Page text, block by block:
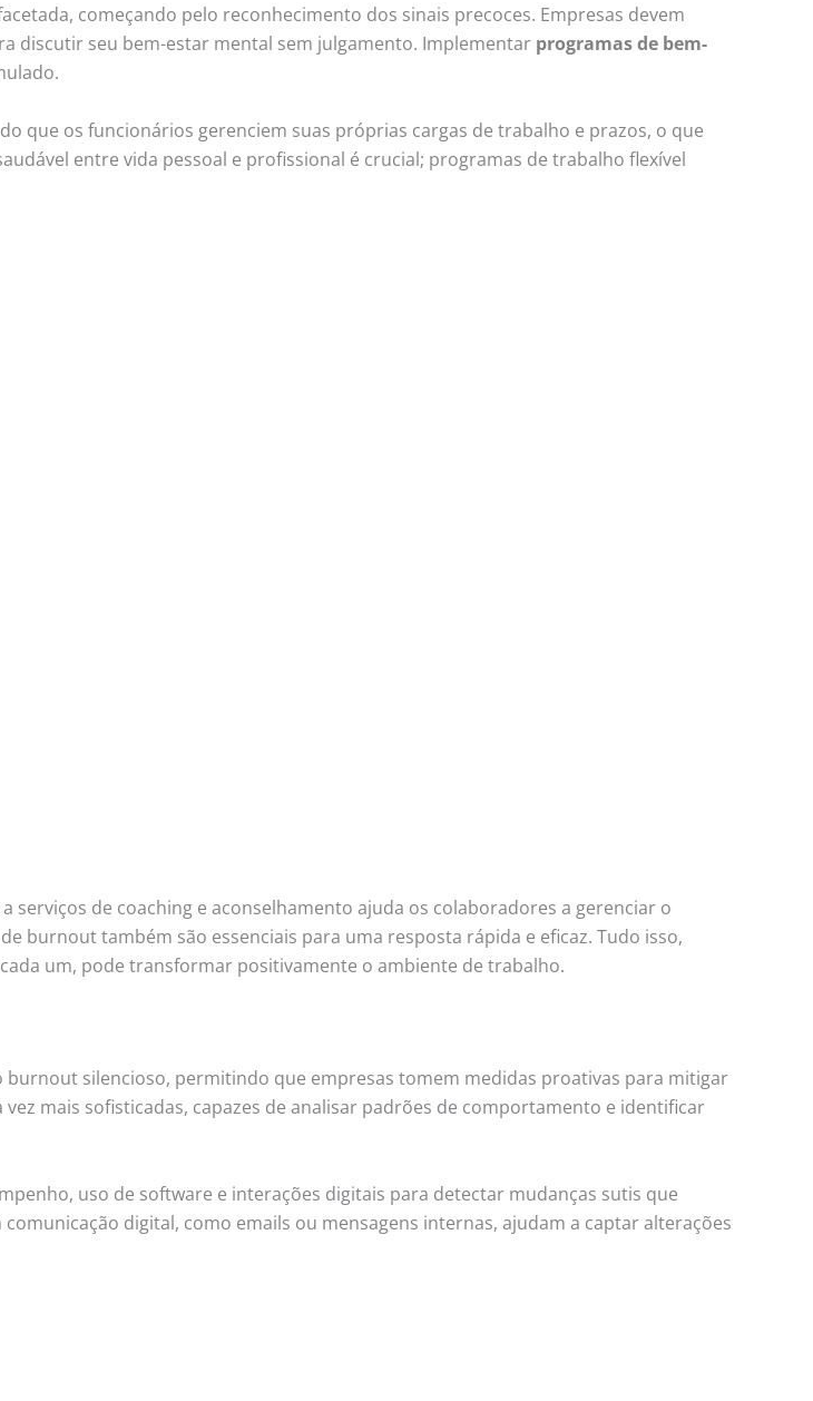
começando pelo reconhecimento dos sinais precoces. Empresas devem
discutir seu bem-estar mental sem julgamento. Implementar programas de bem-
que os funcionários gerenciem suas próprias cargas de trabalho e prazos, o que
entre vida pessoal e profissional é crucial; programas de trabalho flexível
serviços de coaching e aconselhamento ajuda os colaboradores a gerenciar o
burnout também são essenciais para uma resposta rápida e eficaz. Tudo isso,
um, pode transformar positivamente o ambiente de trabalho.
burnout silencioso, permitindo que empresas tomem medidas proativas para mitigar
vez mais sofisticadas, capazes de analisar padrões de comportamento e identificar
uso de software e interações digitais para detectar mudanças sutis que
digital, como emails ou mensagens internas, ajudam a captar alterações